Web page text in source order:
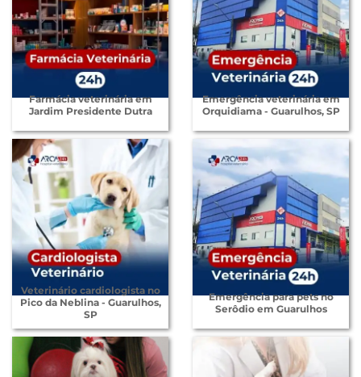
Farmácia veterinária em
Jardim Presidente Dutra
Emergência veterinária em
Orquidiama - Guarulhos, SP
Veterinário cardiologista no
Pico da Neblina - Guarulhos,
SP
Emergência para pets no
Serôdio em Guarulhos